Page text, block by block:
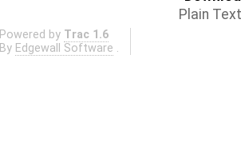
Plain Text
Powered by Trac 1.6
By Edgewall Software .